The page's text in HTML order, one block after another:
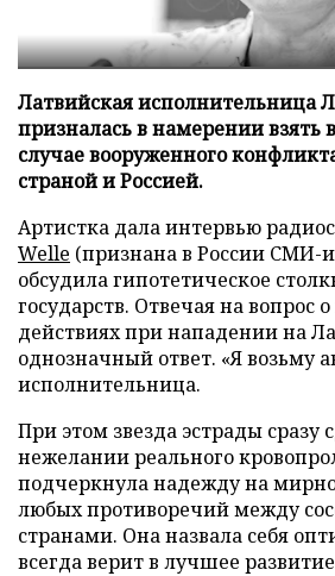
Латвийская исполнительница
призналась в намерении взять
случае вооруженного
страной и Россией.
Артистка дала интервью
Welle (признана в России СМИ-
обсудила гипотетическое
государств. Отвечая на вопрос
действиях при нападении на
однозначный ответ. «Я возьму
исполнительница.
При этом звезда эстрады сразу
нежелании реального
подчеркнула надежду на
любых противоречий между
странами. Она назвала себя
всегда верит в лучшее